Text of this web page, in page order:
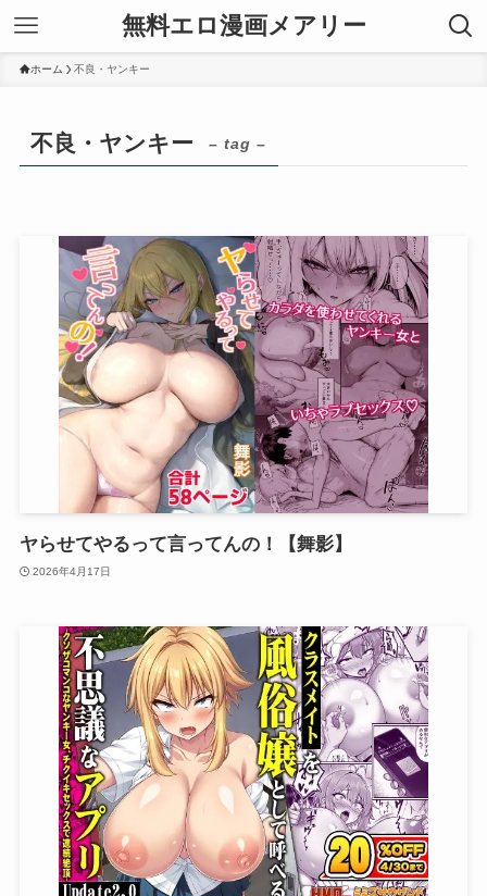
無料エロ漫画メアリー
ホーム 不良・ヤンキー
不良・ヤンキー – tag –
ヤらせてやるって言ってんの！【舞影】
2026年4月17日